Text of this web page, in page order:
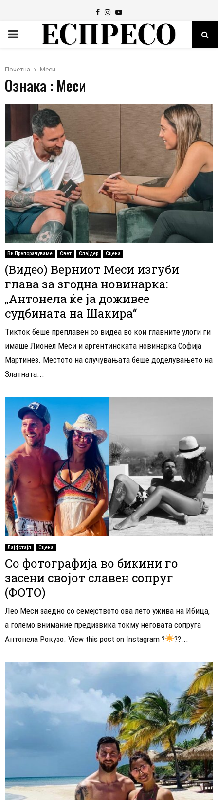
Facebook
Instagram
Youtube
PRIMARY
Почетна Меси
Ознака : Меси
Ви Препорачуваме Свет Слајдер Сцена
(Видео) Верниот Меси изгуби
глава за згодна новинарка:
„Антонела ќе ја доживее
судбината на Шакира“
Тикток беше преплавен со видеа во кои главните улоги ги
имаше Лионел Меси и аргентинската новинарка Софија
Мартинез. Местото на случувањата беше доделувањето на
Златната...
Лајфстајл Сцена
Со фотографија во бикини го
засени својот славен сопруг
(ФОТО)
Лео Меси заедно со семејството ова лето ужива на Ибица,
а големо внимание предизвика токму неговата сопруга
Антонела Рокузо. View this post on Instagram ?
??...